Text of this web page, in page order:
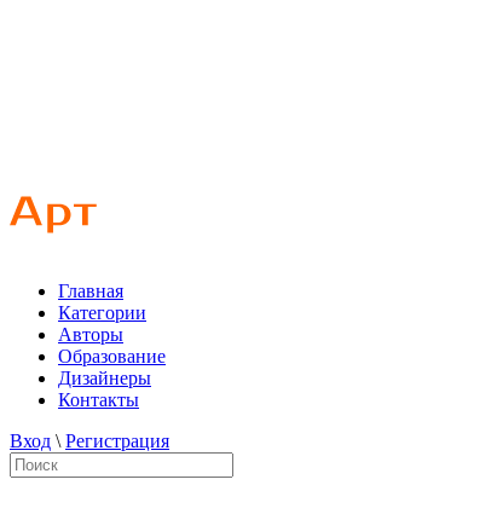
Главная
Категории
Авторы
Образование
Дизайнеры
Контакты
Вход \ Регистрация